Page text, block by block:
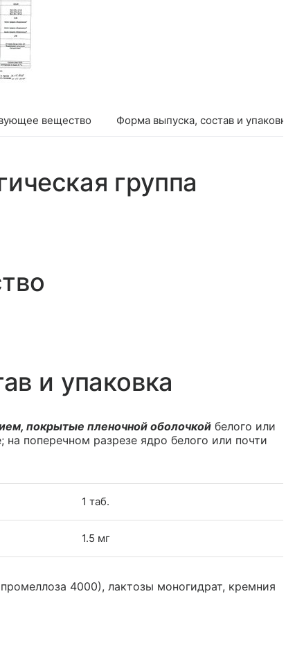
вещество Форма выпуска, состав и упаковка
группа
и упаковка
покрытые пленочной оболочкой белого или
поперечном разрезе ядро белого или почти
1 таб.
1.5 мг
4000), лактозы моногидрат, кремния